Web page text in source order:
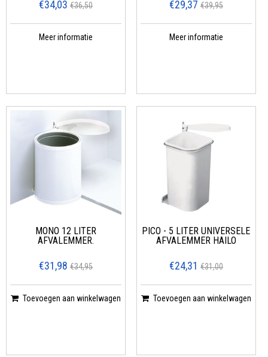
€34,03 €36,50
Meer informatie
€29,37 €39,95
Meer informatie
MONO 12 LITER
AFVALEMMER.
€31,98 €34,95
Toevoegen aan winkelwagen
PICO - 5 LITER UNIVERSELE
AFVALEMMER HAILO
€24,31 €31,00
Toevoegen aan winkelwagen